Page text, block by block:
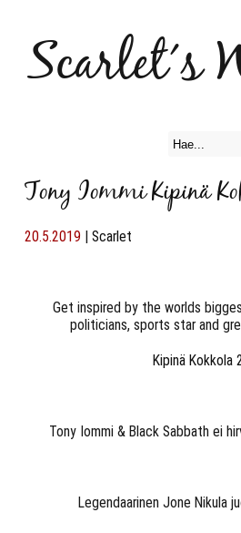
Scarlet´s
Tony Iommi Kipinä
20.5.2019 | Scarlet
Get inspired by the worlds
politicians, sports star and
Kipinä Kokkola
Tony Iommi & Black Sabbath ei
Legendaarinen Jone Nikula